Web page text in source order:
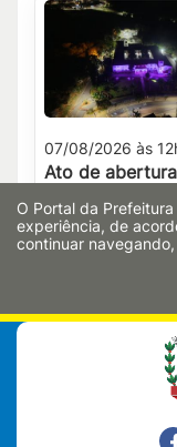
07/08/2026 às
Ato de
compromisso
Prefeitura com
O Portal da
experiência, de
continuar